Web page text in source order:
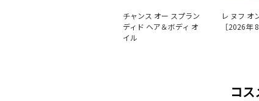
チャンス オー スプラン
ディド ヘア＆ボディ オ
イル
レ ヌフ オ
［2026年
コ